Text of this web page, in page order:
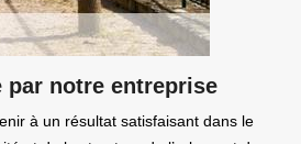
par notre entreprise
à un résultat satisfaisant dans le